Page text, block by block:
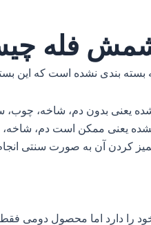
فله
بندی نشده است که این
یعنی بدون دم، شاخه، چوب،
یعنی ممکن است دم، شاخه،
کردن آن به صورت سنتی
دارد اما محصول دومی فقط